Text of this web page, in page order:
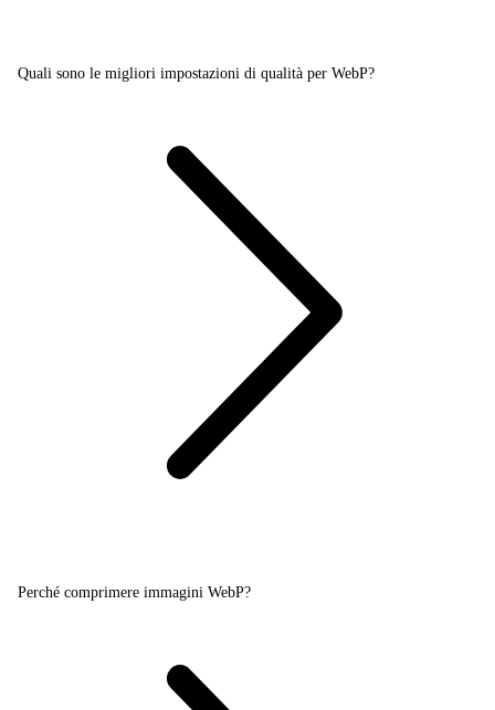
Quali sono le migliori impostazioni di qualità per WebP?
Perché comprimere immagini WebP?